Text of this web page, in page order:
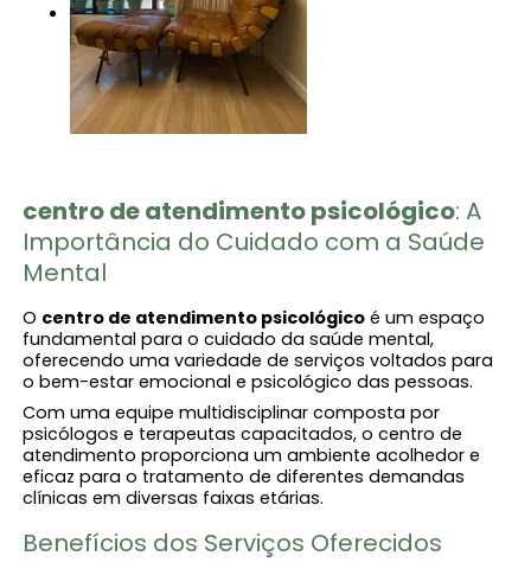
centro de atendimento psicológico​: A
Importância do Cuidado com a Saúde
Mental
O centro de atendimento psicológico​ é um espaço
fundamental para o cuidado da saúde mental,
oferecendo uma variedade de serviços voltados para
o bem-estar emocional e psicológico das pessoas.
Com uma equipe multidisciplinar composta por
psicólogos e terapeutas capacitados, o centro de
atendimento proporciona um ambiente acolhedor e
eficaz para o tratamento de diferentes demandas
clínicas em diversas faixas etárias.
Benefícios dos Serviços Oferecidos